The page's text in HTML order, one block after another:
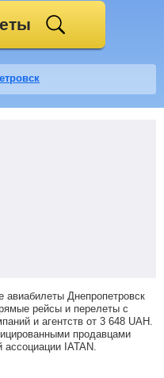
Днепропетровск
рейсы и перелеты с
и агентств от 3 648 UAH
продавцами
IATAN.